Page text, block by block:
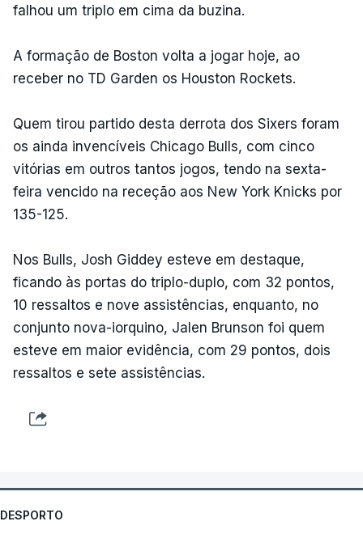
falhou um triplo em cima da buzina.
A formação de Boston volta a jogar hoje, ao
receber no TD Garden os Houston Rockets.
Quem tirou partido desta derrota dos Sixers foram
os ainda invencíveis Chicago Bulls, com cinco
vitórias em outros tantos jogos, tendo na sexta-
feira vencido na receção aos New York Knicks por
135-125.
Nos Bulls, Josh Giddey esteve em destaque,
ficando às portas do triplo-duplo, com 32 pontos,
10 ressaltos e nove assistências, enquanto, no
conjunto nova-iorquino, Jalen Brunson foi quem
esteve em maior evidência, com 29 pontos, dois
ressaltos e sete assistências.
DESPORTO